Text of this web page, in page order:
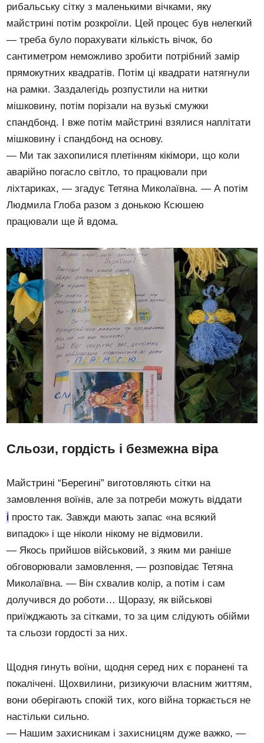
рибальську сітку з маленькими вічками, яку
майстрині потім розкроїли. Цей процес був нелегкий
— треба було порахувати кількість вічок, бо
сантиметром неможливо зробити потрібний замір
прямокутних квадратів. Потім ці квадрати натягнули
на рамки. Заздалегідь розпустили на нитки
мішковину, потім порізали на вузькі смужки
спандбонд. І вже потім майстрині взялися наплітати
мішковину і спандбонд на основу.
— Ми так захопилися плетінням кікімори, що коли
аварійно погасло світло, то працювали при
ліхтариках, — згадує Тетяна Миколаївна. — А потім
Людмила Глоба разом з донькою Ксюшею
працювали ще й вдома.
Сльози, гордість і безмежна віра
Майстрині “Берегині” виготовляють сітки на
замовлення воїнів, але за потреби можуть віддати
і просто так. Завжди мають запас «на всякий
випадок» і ще ніколи нікому не відмовили.
— Якось прийшов військовий, з яким ми раніше
обговорювали замовлення, — розповідає Тетяна
Миколаївна. — Він схвалив колір, а потім і сам
долучився до роботи… Щоразу, як військові
приїжджають за сітками, то за цим слідують обійми
та сльози гордості за них.
Щодня гинуть воїни, щодня серед них є поранені та
покалічені. Щохвилини, ризикуючи власним життям,
вони оберігають спокій тих, кого війна торкається не
настільки сильно.
— Нашим захисникам і захисницям дуже важко, —